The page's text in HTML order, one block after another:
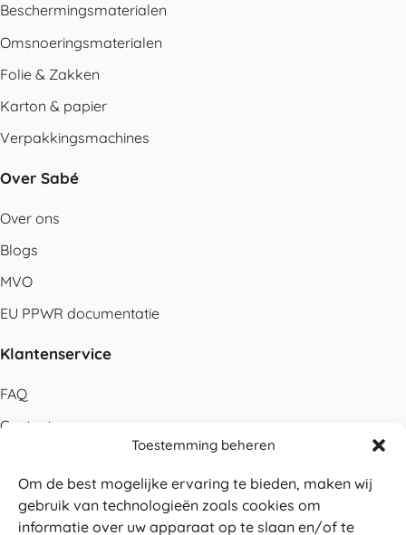
Toestemming beheren
Om de best mogelijke ervaring te bieden, maken wij
gebruik van technologieën zoals cookies om
informatie over uw apparaat op te slaan en/of te
Beschermingsmaterialen
Omsnoeringsmaterialen
Folie & Zakken
Karton & papier
Verpakkingsmachines
Over Sabé
Over ons
Blogs
MVO
EU PPWR documentatie
Klantenservice
FAQ
Contact
Betalen
Levering